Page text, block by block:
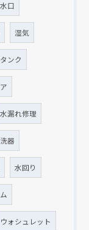
口
湿気
ンク
水漏れ修理
器
水回り
ウォシュレット